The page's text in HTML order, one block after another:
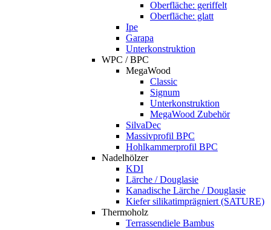
Oberfläche: geriffelt
Oberfläche: glatt
Ipe
Garapa
Unterkonstruktion
WPC / BPC
MegaWood
Classic
Signum
Unterkonstruktion
MegaWood Zubehör
SilvaDec
Massivprofil BPC
Hohlkammerprofil BPC
Nadelhölzer
KDI
Lärche / Douglasie
Kanadische Lärche / Douglasie
Kiefer silikatimprägniert (SATURE)
Thermoholz
Terrassendiele Bambus